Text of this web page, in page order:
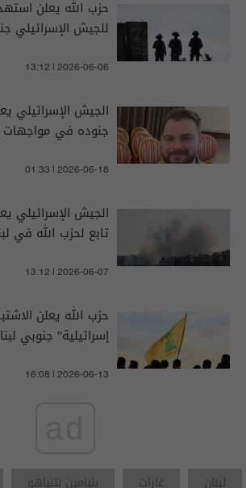
حزب الله يعلن
للجيش الإسرائيلي
13:12 | 2026-06-06
الجيش الإسرائيلي
جنوده في مواجهات
01:33 | 2026-06-18
الجيش الإسرائيلي
تابع لحزب الله في
13:12 | 2026-06-07
حزب الله يعلن
إسرائيلية" جنوبي
16:08 | 2026-06-13
لبنان غارات بنيامين نتنياهو